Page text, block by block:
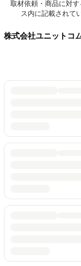
取材依頼・商品に対
ス内に記載されて
株式会社ユニットコ